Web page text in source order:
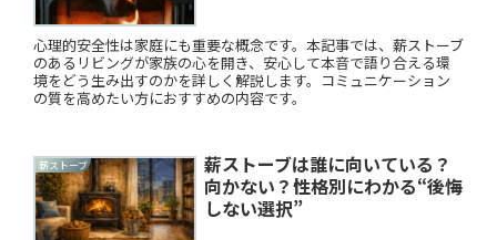
心理的安全性は家庭にも重要な概念です。本記事では、薪ストーブ
のあるリビングが家族の心を開き、安心して本音で語り合える環
境をどう生み出すのかを詳しく解説します。コミュニケーション
の質を高めたい方におすすめの内容です。
薪ストーブ
薪ストーブは誰に向いている？
向かない？性格別にわかる“後悔
しない選択”